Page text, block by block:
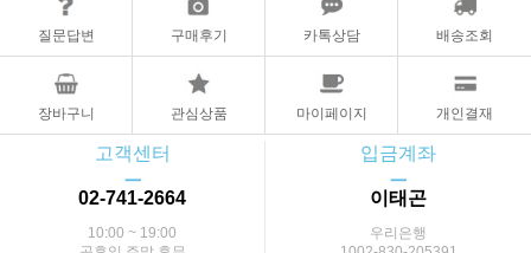
질문답변 구매후기 카톡상담 배송조회
장바구니 관심상품 마이페이지 개인결재
고객센터
ㅡ
02-741-2664
10:00 ~ 19:00
입금계좌
ㅡ
이태곤
우리은행